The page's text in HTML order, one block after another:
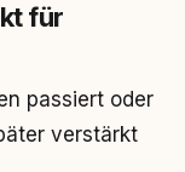
für
passiert oder
verstärkt